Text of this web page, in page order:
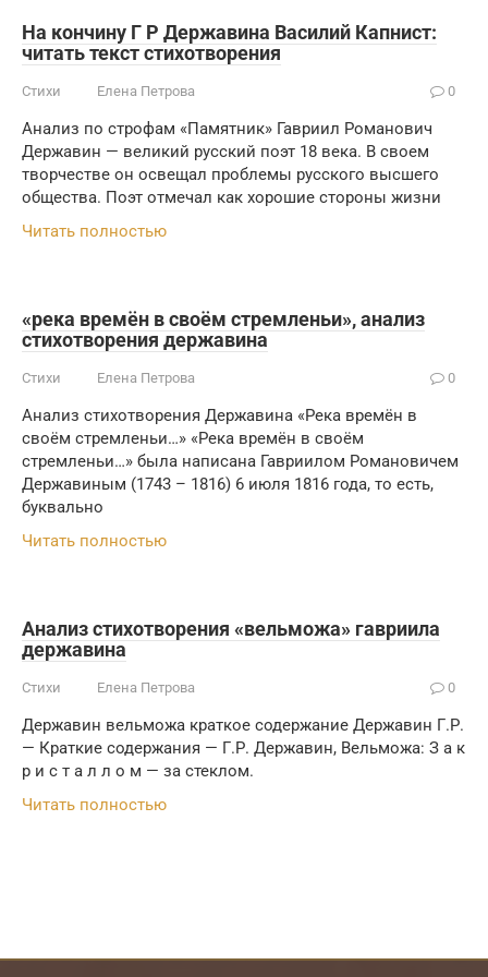
На кончину Г Р Державина Василий Капнист:
читать текст стихотворения
Стихи Елена Петрова 0
Анализ по строфам «Памятник» Гавриил Романович
Державин — великий русский поэт 18 века. В своем
творчестве он освещал проблемы русского высшего
общества. Поэт отмечал как хорошие стороны жизни
Читать полностью
«река времён в своём стремленьи», анализ
стихотворения державина
Стихи Елена Петрова 0
Анализ стихотворения Державина «Река времён в
своём стремленьи…» «Река времён в своём
стремленьи…» была написана Гавриилом Романовичем
Державиным (1743 – 1816) 6 июля 1816 года, то есть,
буквально
Читать полностью
Анализ стихотворения «вельможа» гавриила
державина
Стихи Елена Петрова 0
Державин вельможа краткое содержание Державин Г.Р.
— Краткие содержания — Г.Р. Державин, Вельможа: З а к
р и с т а л л о м — за стеклом.
Читать полностью